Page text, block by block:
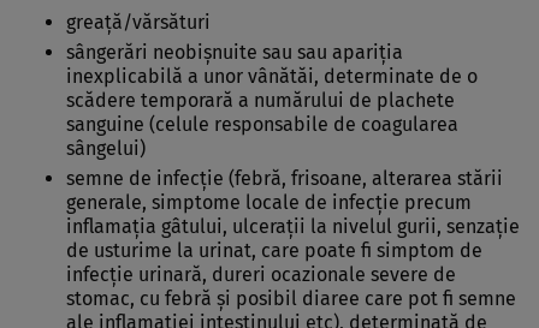
greaţă/vărsături
sângerări neobişnuite sau sau apariţia
inexplicabilă a unor vânătăi, determinate de o
scădere temporară a numărului de plachete
sanguine (celule responsabile de coagularea
sângelui)
semne de infecţie (febră, frisoane, alterarea stării
generale, simptome locale de infecţie precum
inflamaţia gâtului, ulceraţii la nivelul gurii, senzaţie
de usturime la urinat, care poate fi simptom de
infecţie urinară, dureri ocazionale severe de
stomac, cu febră şi posibil diaree care pot fi semne
ale inflamaţiei intestinului etc), determinată de